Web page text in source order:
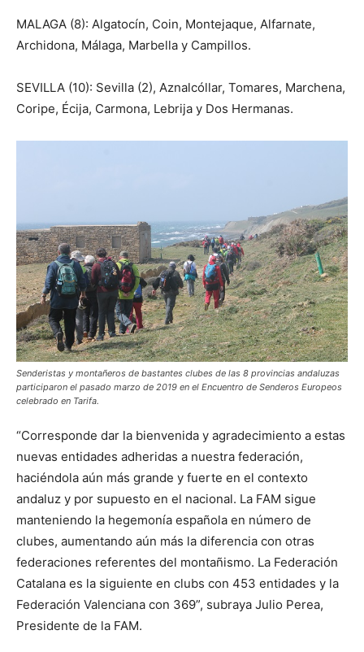
MALAGA (8): Algatocín, Coin, Montejaque, Alfarnate,
Archidona, Málaga, Marbella y Campillos.
SEVILLA (10): Sevilla (2), Aznalcóllar, Tomares, Marchena,
Coripe, Écija, Carmona, Lebrija y Dos Hermanas.
Senderistas y montañeros de bastantes clubes de las 8 provincias andaluzas
participaron el pasado marzo de 2019 en el Encuentro de Senderos Europeos
celebrado en Tarifa.
“Corresponde dar la bienvenida y agradecimiento a estas
nuevas entidades adheridas a nuestra federación,
haciéndola aún más grande y fuerte en el contexto
andaluz y por supuesto en el nacional. La FAM sigue
manteniendo la hegemonía española en número de
clubes, aumentando aún más la diferencia con otras
federaciones referentes del montañismo. La Federación
Catalana es la siguiente en clubs con 453 entidades y la
Federación Valenciana con 369”, subraya Julio Perea,
Presidente de la FAM.